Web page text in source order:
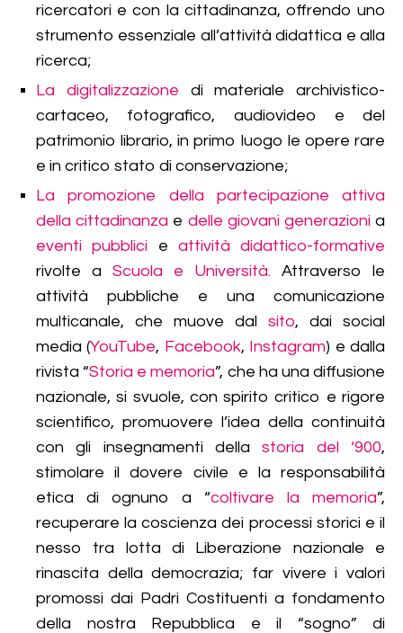
ricercatori e con la cittadinanza, offrendo uno
strumento essenziale all’attività didattica e alla
ricerca;
La digitalizzazione di materiale archivistico-
cartaceo, fotografico, audiovideo e del
patrimonio librario, in primo luogo le opere rare
e in critico stato di conservazione;
La promozione della partecipazione attiva
della cittadinanza e delle giovani generazioni a
eventi pubblici e attività didattico-formative
rivolte a Scuola e Università. Attraverso le
attività pubbliche e una comunicazione
multicanale, che muove dal sito, dai social
media (YouTube, Facebook, Instagram) e dalla
rivista “Storia e memoria”, che ha una diffusione
nazionale, si svuole, con spirito critico e rigore
scientifico, promuovere l’idea della continuità
con gli insegnamenti dellastoria del ‘900,
stimolare il dovere civile e la responsabilità
etica di ognuno a “coltivare la memoria”,
recuperare la coscienza dei processi storici e il
nesso tra lotta di Liberazione nazionale e
rinascita della democrazia; far vivere i valori
promossi dai Padri Costituenti a fondamento
della nostra Repubblica e il “sogno” di